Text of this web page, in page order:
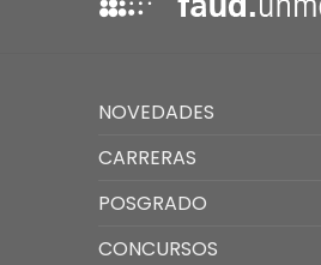
NOVEDADES
CARRERAS
POSGRADO
CONCURSOS